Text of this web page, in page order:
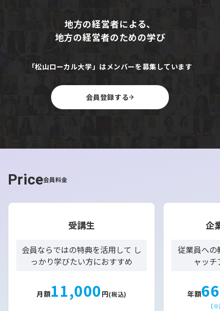
地方の経営者による、
地方の経営者のための学び
「松山ローカル大学」はメンバーを募集しています
会員登録する
Price会員料金
受講生
会員ならではの特典を活用して し
っかり学びたい方におすすめ
月額11,000 円(税込)
企
従業員への
ャッ
年額
（